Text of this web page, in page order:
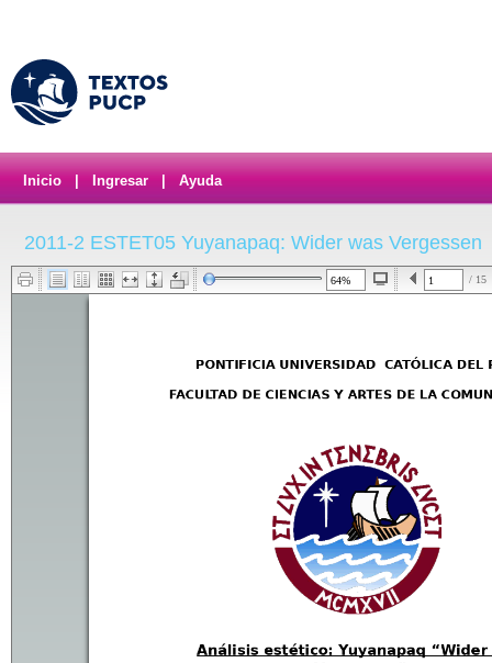
Inicio Ingresar Ayuda
2011-2 ESTET05 Yuyanapaq: Wider was Vergessen
/ 15